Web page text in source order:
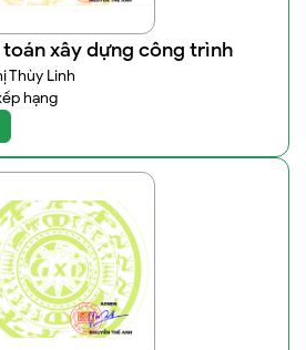
xây dựng công trình
Thùy Linh
hạng